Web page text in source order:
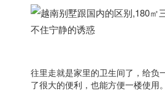
往里走就是家里的卫生间了，给负
了很大的便利，也能方便一楼使用。